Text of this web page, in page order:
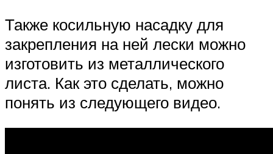
Также косильную насадку для
закрепления на ней лески можно
изготовить из металлического
листа. Как это сделать, можно
понять из следующего видео.